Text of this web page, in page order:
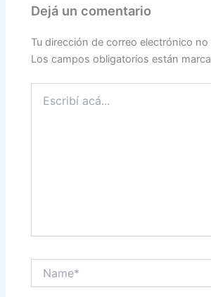
Dejá un comentario
Tu dirección de correo electrónico no
Los campos obligatorios están
acá...